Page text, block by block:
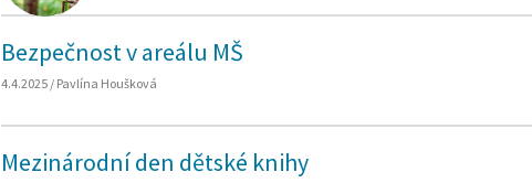
Bezpečnost v areálu MŠ
4.4.2025 / Pavlína Houšková
Mezinárodní den dětské knihy